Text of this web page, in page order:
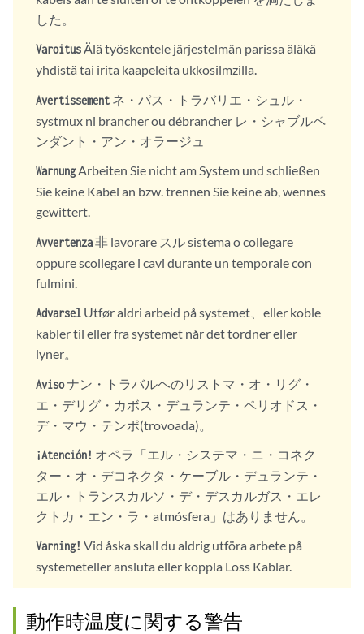
した。
VaroitusÄlä työskentele järjestelmän parissa äläkä
yhdistä tai irita kaapeleita ukkosilmzilla.
Avertissement ネ・パス・トラバリエ・シュル・
systmux ni brancher ou débrancher レ・シャブルペ
ンダント・アン・オラージュ
WarnungArbeiten Sie nicht am System und schließen
Sie keine Kabel an bzw. trennen Sie keine ab, wennes
gewittert.
Avvertenza非 lavorare スル sistema o collegare
oppure scollegare i cavi durante un temporale con
fulmini.
Advarsel Utfør aldri arbeid på systemet、eller koble
kabler til eller fra systemet når det tordner eller
lyner。
Avisoナン・トラバルヘのリストマ・オ・リグ・
エ・デリグ・カボス・デュランテ・ペリオドス・
デ・マウ・テンポ(trovoada)。
¡Atención! オペラ「エル・システマ・ニ・コネク
ター・オ・デコネクタ・ケーブル・デュランテ・
エル・トランスカルソ・デ・デスカルガス・エレ
クトカ・エン・ラ・atmósfera」はありません。
Varning! Vid åska skall du aldrig utföra arbete på
systemeteller ansluta eller koppla Loss Kablar.
動作時温度に関する警告